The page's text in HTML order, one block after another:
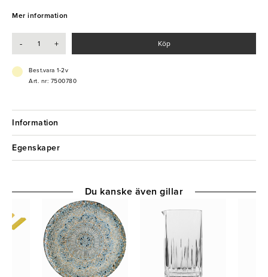
Mer information
- + Köp
Best.vara 1-2v
Art. nr: 7500780
Information
Egenskaper
Du kanske även gillar